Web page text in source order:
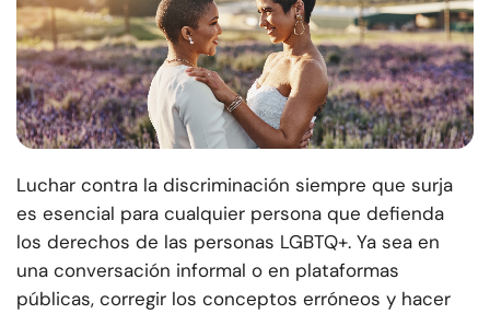
Luchar contra la discriminación siempre que surja
es esencial para cualquier persona que defienda
los derechos de las personas LGBTQ+. Ya sea en
una conversación informal o en plataformas
públicas, corregir los conceptos erróneos y hacer